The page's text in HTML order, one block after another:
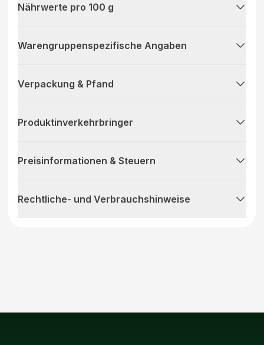
Nährwerte pro 100 g
Warengruppenspezifische Angaben
Verpackung & Pfand
Produktinverkehrbringer
Preisinformationen & Steuern
Rechtliche- und Verbrauchshinweise